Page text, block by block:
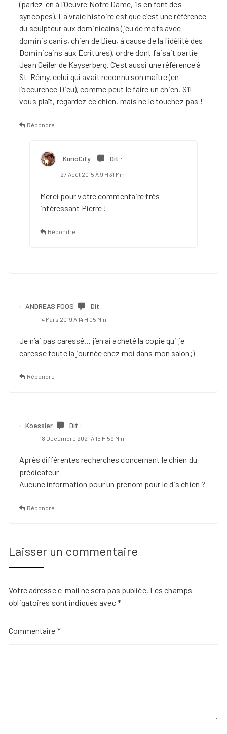
(parlez-en à l’Oeuvre Notre Dame, ils en font des
syncopes). La vraie histoire est que c’est une référence
du sculpteur aux dominicains (jeu de mots avec
dominis canis, chien de Dieu, à cause de la fidélité des
Dominicains aux Écritures), ordre dont faisait partie
Jean Geiler de Kayserberg. C’est aussi une référence à
St-Rémy, celui qui avait reconnu son maître (en
l’occurence Dieu), comme peut le faire un chien. S’il
vous plaît, regardez ce chien, mais ne le touchez pas !
Répondre
KurioCity Dit :
27 Août 2015 À 9 H 31 Min
Merci pour votre commentaire très
intéressant Pierre !
Répondre
ANDREAS FOOS Dit :
14 Mars 2019 À 14 H 05 Min
Je n’ai pas caressé… j’en ai acheté la copie qui je
caresse toute la journée chez moi dans mon salon;)
Répondre
Koessler Dit :
18 Décembre 2021 À 15 H 59 Min
Après différentes recherches concernant le chien du
prédicateur
Aucune information pour un prenom pour le dis chien ?
Répondre
Laisser un commentaire
Votre adresse e-mail ne sera pas publiée. Les champs
obligatoires sont indiqués avec*
Commentaire *